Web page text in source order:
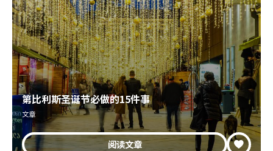
第比利斯圣诞节必做的15件事
文章
阅读文章